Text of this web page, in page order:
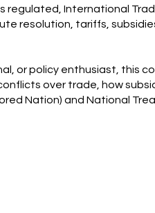
regulated, International
resolution, tariffs,
or policy enthusiast, this
over trade, how
Nation) and National